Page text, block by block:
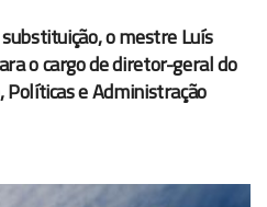
o mestre Luís
o cargo de diretor-geral do
e Administração